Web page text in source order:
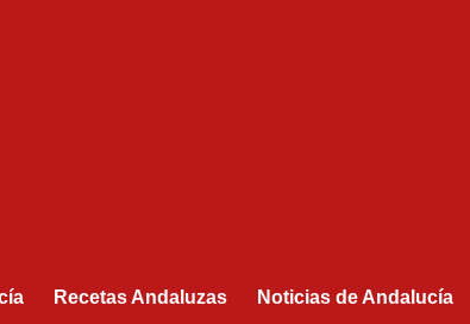
Recetas Andaluzas Noticias de Andalucía